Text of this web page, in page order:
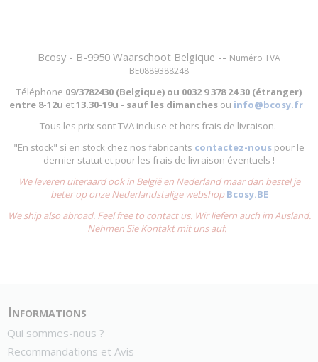
Bcosy - B-9950 Waarschoot Belgique -- Numéro TVA
BE0889388248
Téléphone 09/3782430 (Belgique) ou 0032 9 378 24 30 (étranger)
entre 8-12u et13.30-19u - sauf les dimanchesou info@bcosy.fr
Tous les prix sont TVA incluse et hors frais de livraison.
"En stock" si en stock chez nos fabricants contactez-nous pour le
dernier statut et pour les frais de livraison éventuels !
We leveren uiteraard ook in België en Nederland maar dan bestel je
beter op onze Nederlandstalige webshopBcosy.BE
We ship also abroad. Feel free to contact us. Wir liefern auch im Ausland.
Nehmen Sie Kontakt mit uns auf.
Informations
Qui sommes-nous ?
Recommandations et Avis